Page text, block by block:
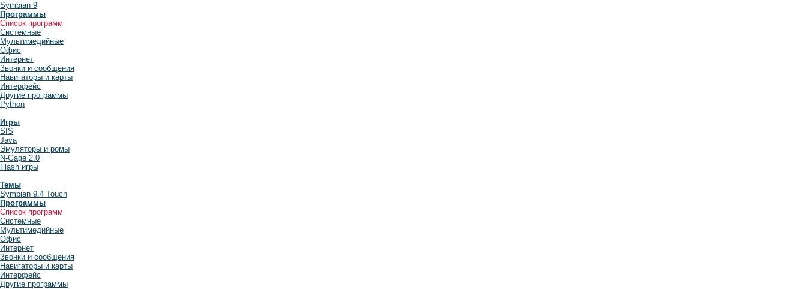
Symbian 9
Программы
Список программ
Системные
Мультимедийные
Офис
Интернет
Звонки и сообщения
Навигаторы и карты
Интерфейс
Другие программы
Python
Игры
SIS
Java
Эмуляторы и ромы
N-Gage 2.0
Flash игры
Темы
Symbian 9.4 Touch
Программы
Список программ
Системные
Мультимедийные
Офис
Интернет
Звонки и сообщения
Навигаторы и карты
Интерфейс
Другие программы